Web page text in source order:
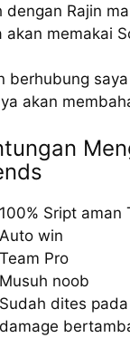
dengan Rajin
akan memakai
berhubung
akan
100% Sript
Auto win
Team Pro
Musuh noob
Sudah dites
damage